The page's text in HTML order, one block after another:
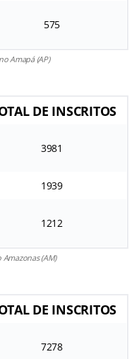
575
Amapá (AP)
DE INSCRITOS
3981
1939
1212
(AM)
DE INSCRITOS
7278